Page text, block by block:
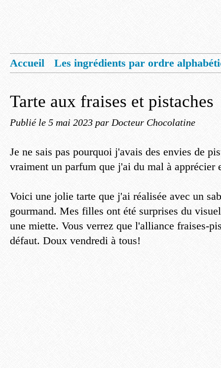
Accueil
Les ingrédients par ordre
Tarte aux fraises et pistaches
Publié le 5 mai 2023 par Docteur Chocolatine
Je ne sais pas pourquoi j'avais des envies de
vraiment un parfum que j'ai du mal à apprécier
Voici une jolie tarte que j'ai réalisée avec un
gourmand. Mes filles ont été surprises du
une miette. Vous verrez que l'alliance fraises-
défaut. Doux vendredi à tous!